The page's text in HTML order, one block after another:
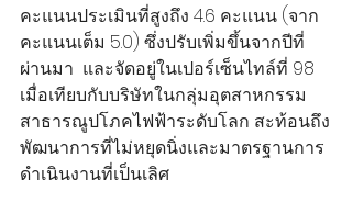
คะแนนประเมินที่สูงถึง 4.6 คะแนน (จาก
คะแนนเต็ม 5.0) ซึ่งปรับเพิ่มขึ้นจากปีที่
ผ่านมา  และจัดอยู่ในเปอร์เซ็นไทล์ที่ 98
เมื่อเทียบกับบริษัทในกลุ่มอุตสาหกรรม
สาธารณูปโภคไฟฟ้าระดับโลก สะท้อนถึง
พัฒนาการที่ไม่หยุดนิ่งและมาตรฐานการ
ดำเนินงานที่เป็นเลิศ